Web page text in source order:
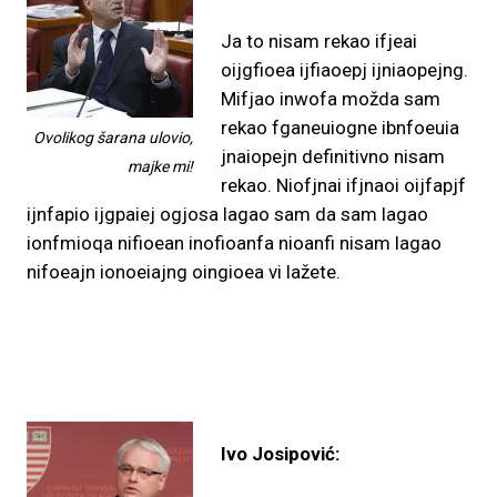
Ovolikog šarana ulovio,
majke mi!
Ja to nisam rekao ifjeai
oijgfioea ijfiaoepj ijniaopejng.
Mifjao inwofa možda sam
rekao fganeuiogne ibnfoeuia
jnaiopejn definitivno nisam
rekao. Niofjnai ifjnaoi oijfapjf
ijnfapio ijgpaiej ogjosa lagao sam da sam lagao
ionfmioqa nifioean inofioanfa nioanfi nisam lagao
nifoeajn ionoeiajng oingioea vi lažete.
Ivo Josipović: